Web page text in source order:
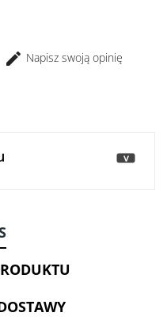
Napisz swoją opinię
>